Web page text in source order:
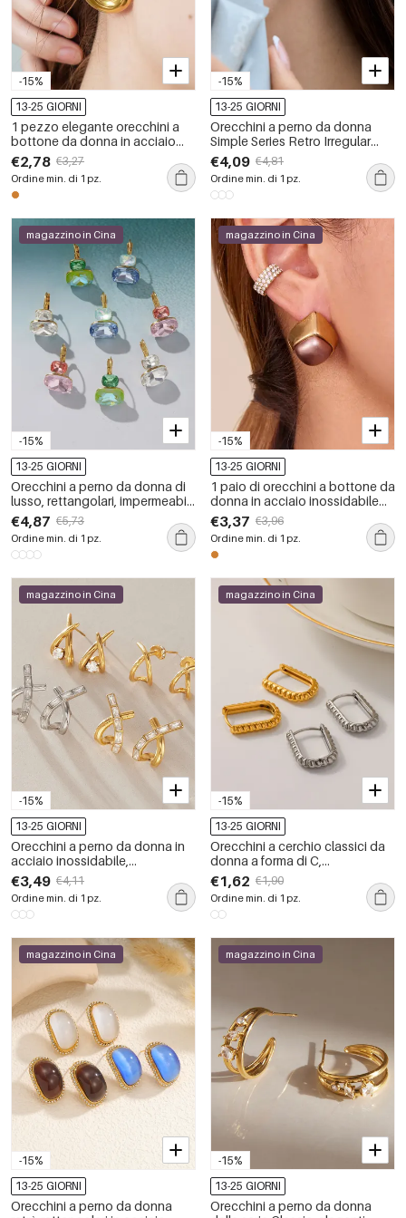
-15%
13-25 GIORNI
1 pezzo elegante orecchini a
bottone da donna in acciaio
inossidabile color oro
impermeabile dalla forma
irregolare
€2,78 €3,27
Ordine min. di 1 pz.
-15%
13-25 GIORNI
Orecchini a perno da donna
Simple Series Retro Irregular
Shape in acciaio inossidabile,
impermeabili, color oro.
€4,09 €4,81
Ordine min. di 1 pz.
-15%
magazzino in Cina
13-25 GIORNI
Orecchini a perno da donna di
lusso, rettangolari, impermeabili,
in acciaio inossidabile color oro
con zirconi.
€4,87 €5,73
Ordine min. di 1 pz.
-15%
magazzino in Cina
13-25 GIORNI
1 paio di orecchini a bottone da
donna in acciaio inossidabile
rettangolari classici,
impermeabili, color oro
€3,37 €3,96
Ordine min. di 1 pz.
-15%
magazzino in Cina
13-25 GIORNI
Orecchini a perno da donna in
acciaio inossidabile,
impermeabili, color oro, con
zirconi, dalla forma irregolare.
€3,49 €4,11
Ordine min. di 1 pz.
-15%
magazzino in Cina
13-25 GIORNI
Orecchini a cerchio classici da
donna a forma di C,
impermeabili, in acciaio
inossidabile color oro.
€1,62 €1,90
Ordine min. di 1 pz.
-15%
magazzino in Cina
13-25 GIORNI
Orecchini a perno da donna
-15%
magazzino in Cina
13-25 GIORNI
Orecchini a perno da donna